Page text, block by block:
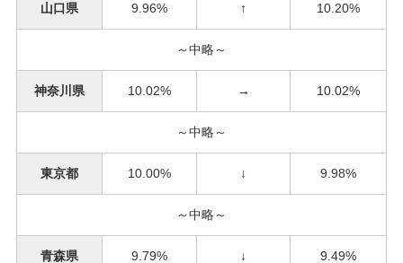
山口県 9.96% ↑ 10.20%
～中略～
神奈川県 10.02% → 10.02%
～中略～
東京都 10.00% ↓ 9.98%
～中略～
青森県 9.79% ↓ 9.49%